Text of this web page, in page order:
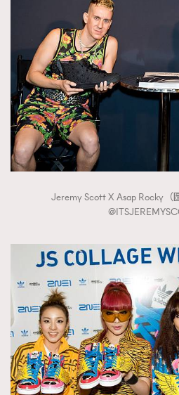
AFrenchMind
EmpowerF
FashionWeek
Jeremy Scott X Asap Rocky